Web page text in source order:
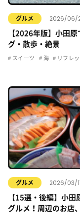
グルメ 2026/06/
【2026年版】小田
グ・散歩・絶景
スイーツ 海 リフレッ
グルメ 2026/03/
【15選・後編】小
グルメ！周辺のお店